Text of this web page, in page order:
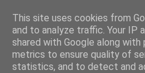
This site uses cookies from
and to analyze traffic. Your IP
shared with Google along
metrics to ensure quality of
statistics, and to detect and